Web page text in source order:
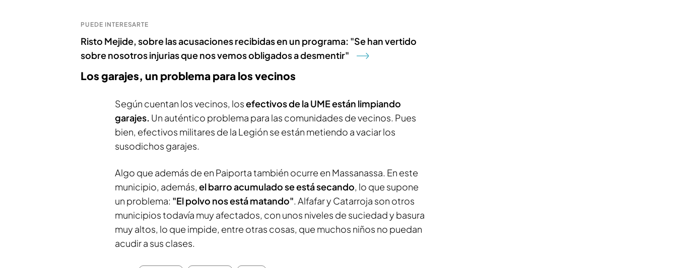
PUEDE INTERESARTE
Risto Mejide, sobre las acusaciones recibidas en un programa: "Se han vertido
sobre nosotros injurias que nos vemos obligados a desmentir"
Los garajes, un problema para los vecinos
Según cuentan los vecinos, losefectivos de la UME están limpiando
garajes. Un auténtico problema para las comunidades de vecinos. Pues
bien, efectivos militares de la Legión se están metiendo a vaciar los
susodichos garajes.
Algo que además de en Paiporta también ocurre en Massanassa. En este
municipio, además, el barro acumulado se está secando, lo que supone
un problema: "El polvo nos está matando". Alfafar y Catarroja son otros
municipios todavía muy afectados, con unos niveles de suciedad y basura
muy altos, lo que impide, entre otras cosas, que muchos niños no puedan
acudir a sus clases.